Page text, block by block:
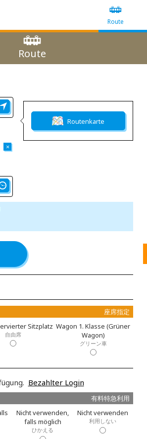
Route
Route
×
Routenkarte
座席指定
Sitzplatz
自由席
Wagon 1. Klasse (Grüner
Wagon)
グリーン車
Bezahlter Login
有料特急利用
Nicht verwenden,
falls möglich
ひかえる
Nicht verwenden
利用しない